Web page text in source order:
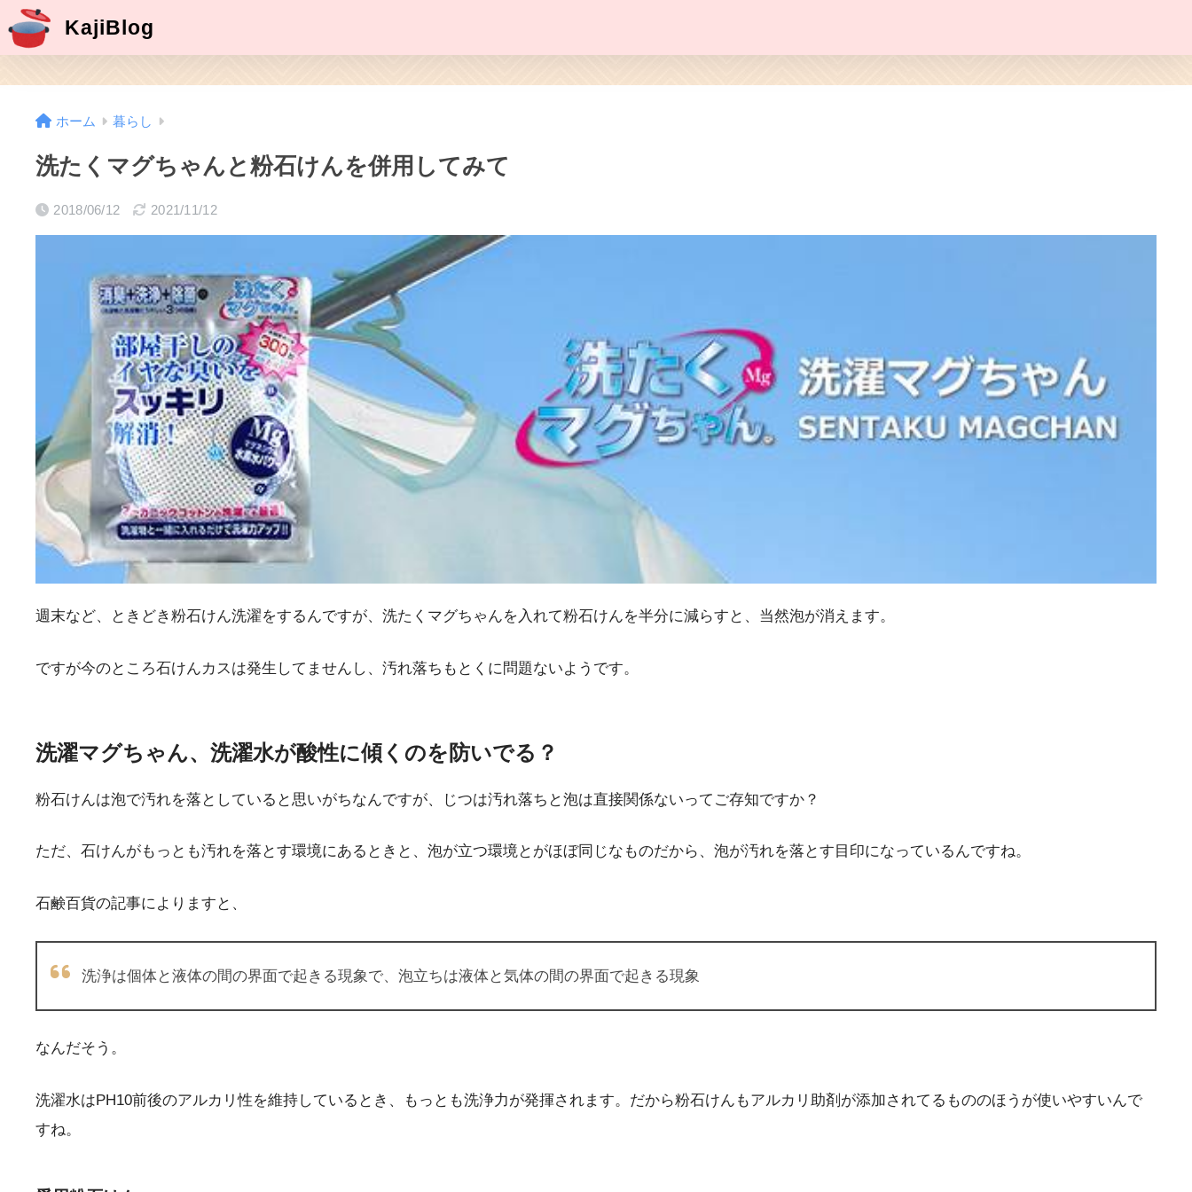
KajiBlog
ホーム 暮らし
洗たくマグちゃんと粉石けんを併用してみて
2018/06/12 2021/11/12
週末など、ときどき粉石けん洗濯をするんですが、洗たくマグちゃんを入れて粉石けんを半分に減らすと、当然泡が消えます。
ですが今のところ石けんカスは発生してませんし、汚れ落ちもとくに問題ないようです。
洗濯マグちゃん、洗濯水が酸性に傾くのを防いでる？
粉石けんは泡で汚れを落としていると思いがちなんですが、じつは汚れ落ちと泡は直接関係ないってご存知ですか？
ただ、石けんがもっとも汚れを落とす環境にあるときと、泡が立つ環境とがほぼ同じなものだから、泡が汚れを落とす目印になっているんですね。
石鹸百貨の記事によりますと、
洗浄は個体と液体の間の界面で起きる現象で、泡立ちは液体と気体の間の界面で起きる現象
なんだそう。
洗濯水はPH10前後のアルカリ性を維持しているとき、もっとも洗浄力が発揮されます。だから粉石けんもアルカリ助剤が添加されてるもののほうが使いやすいんで
すね。